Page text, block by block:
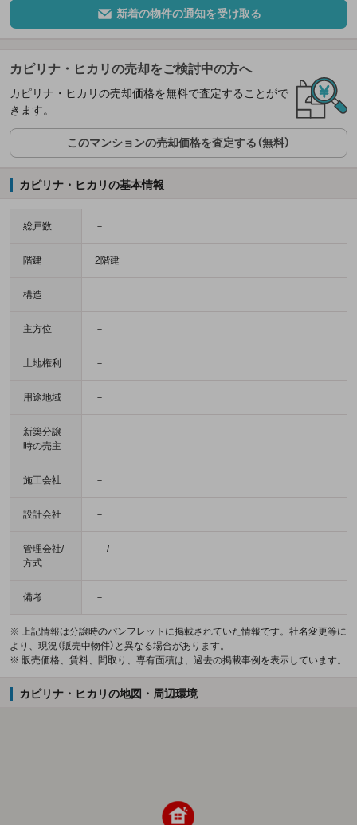
新着の物件の通知を受け取る
カピリナ・ヒカリの売却をご検討中の方へ
カピリナ・ヒカリの売却価格を無料で査定することがで
きます。
このマンションの売却価格を査定する（無料）
カピリナ・ヒカリの基本情報
総戸数 －
階建 2階建
構造 －
主方位 －
土地権利 －
用途地域 －
新築分譲
時の売主
－
施工会社 －
設計会社 －
管理会社/
方式
－ / －
備考 －
※ 上記情報は分譲時のパンフレットに掲載されていた情報です。社名変更等に
より、現況（販売中物件）と異なる場合があります。
※ 販売価格、賃料、間取り、専有面積は、過去の掲載事例を表示しています。
カピリナ・ヒカリの地図・周辺環境